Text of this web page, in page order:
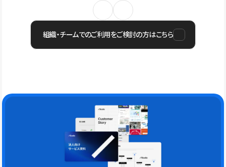
組織・チームでのご利用をご検討の方はこちら